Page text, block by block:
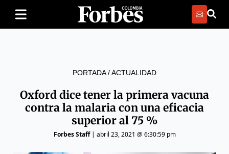
PORTADA/ACTUALIDAD
Oxford dice tener la primera vacuna
contra la malaria con una eficacia
superior al 75 %
Forbes Staff| abril 23, 2021 @ 6:30:59 pm